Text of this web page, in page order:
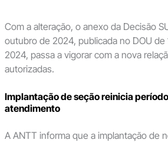
Com a alteração, o anexo da Decisão
outubro de 2024, publicada no DOU de
2024, passa a vigorar com a nova
autorizadas.
Implantação de seção reinicia
atendimento
A ANTT informa que a implantação de